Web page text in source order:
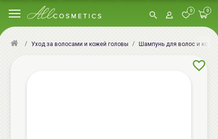
0 0
Уход за волосами и кожей головы Шампунь для волос и кожи